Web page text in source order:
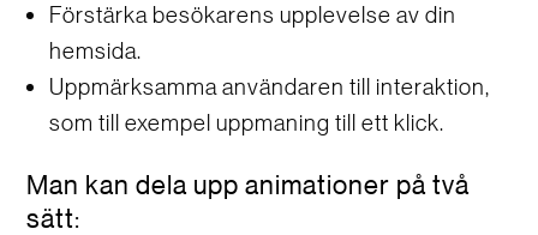
Förstärka besökarens upplevelse av din
hemsida.
Uppmärksamma användaren till interaktion,
som till exempel uppmaning till ett klick.
Man kan dela upp animationer på två
sätt: